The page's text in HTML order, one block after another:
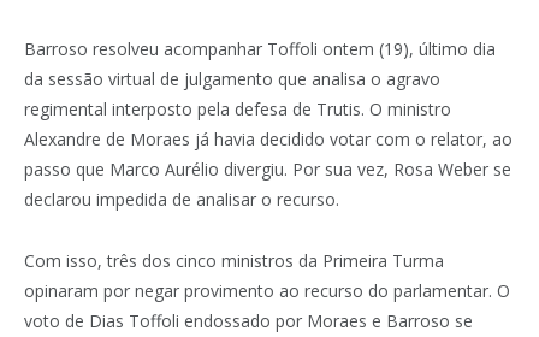
Barroso resolveu acompanhar Toffoli ontem (19), último dia
da sessão virtual de julgamento que analisa o agravo
regimental interposto pela defesa de Trutis. O ministro
Alexandre de Moraes já havia decidido votar com o relator, ao
passo que Marco Aurélio divergiu. Por sua vez, Rosa Weber se
declarou impedida de analisar o recurso.
Com isso, três dos cinco ministros da Primeira Turma
opinaram por negar provimento ao recurso do parlamentar. O
voto de Dias Toffoli endossado por Moraes e Barroso se